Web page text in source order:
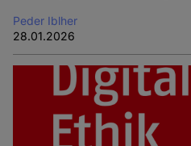
Peder Iblher
28.01.2026